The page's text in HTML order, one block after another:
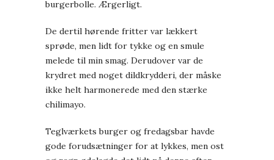
burgerbolle. Ærgerligt.
De dertil hørende fritter var lækkert
sprøde, men lidt for tykke og en smule
melede til min smag. Derudover var de
krydret med noget dildkrydderi, der måske
ikke helt harmonerede med den stærke
chilimayo.
Teglværkets burger og fredagsbar havde
gode forudsætninger for at lykkes, men ost